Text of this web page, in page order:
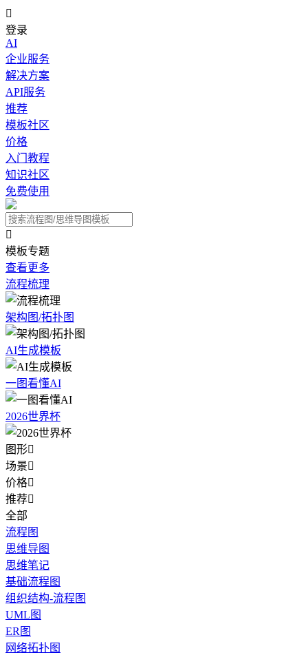

登录
AI
企业服务
解决方案
API服务
推荐
模板社区
价格
入门教程
知识社区
免费使用

模板专题
查看更多
流程梳理
架构图/拓扑图
AI生成模板
一图看懂AI
2026世界杯
图形
场景
价格
推荐
全部
流程图
思维导图
思维笔记
基础流程图
组织结构-流程图
UML图
ER图
网络拓扑图